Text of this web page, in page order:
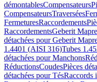
démontablesCompensateurs
CompensateursTraversées
FermeturesRaccordements
RaccordementsGeberit
détachées pour Geberit
1.4401 (AISI 316)Tubes
détachées pour Manchons
RéductionsCoudesPièces
détachées pour TésRaccords